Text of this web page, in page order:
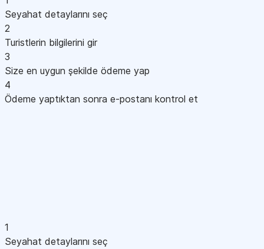
Seyahat detaylarını seç
2
Turistlerin bilgilerini gir
3
Size en uygun şekilde ödeme yap
4
Ödeme yaptıktan sonra e-postanı kontrol et
1
Seyahat detaylarını seç